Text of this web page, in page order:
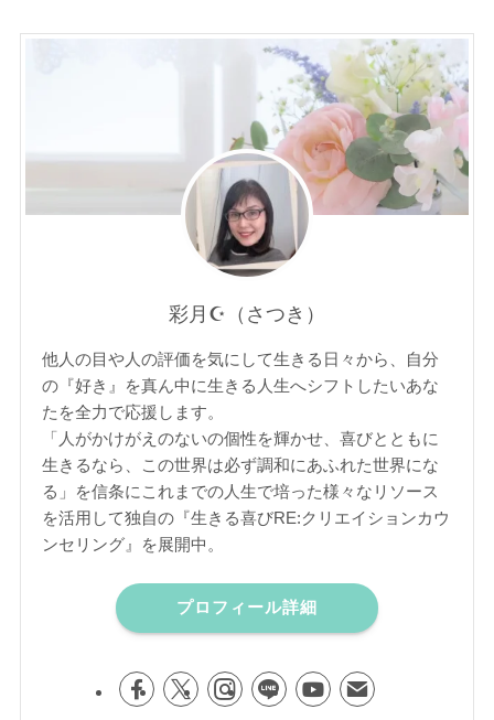
彩月☪︎（さつき）
他人の目や人の評価を気にして生きる日々から、自分
の『好き』を真ん中に生きる人生へシフトしたいあな
たを全力で応援します。
「人がかけがえのないの個性を輝かせ、喜びとともに
生きるなら、この世界は必ず調和にあふれた世界にな
る」を信条にこれまでの人生で培った様々なリソース
を活用して独自の『生きる喜びRE:クリエイションカウ
ンセリング』を展開中。
プロフィール詳細